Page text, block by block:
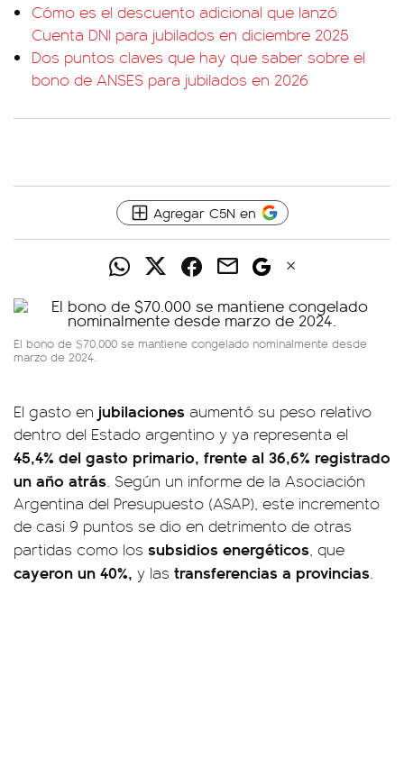
Cómo es el descuento adicional que lanzó
Cuenta DNI para jubilados en diciembre 2025
Dos puntos claves que hay que saber sobre el
bono de ANSES para jubilados en 2026
Agregar C5N en
El bono de $70.000 se mantiene congelado nominalmente desde
marzo de 2024.
El gasto en jubilaciones aumentó su peso relativo
dentro del Estado argentino y ya representa el
45,4% del gasto primario, frente al 36,6% registrado
un año atrás. Según un informe de la Asociación
Argentina del Presupuesto (ASAP), este incremento
de casi 9 puntos se dio en detrimento de otras
partidas como los subsidios energéticos, que
cayeron un 40%, y las transferencias a provincias.